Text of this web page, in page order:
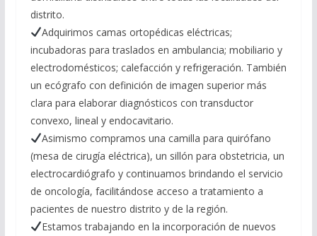
distrito.
Adquirimos camas ortopédicas eléctricas;
incubadoras para traslados en ambulancia; mobiliario y
electrodomésticos; calefacción y refrigeración. También
un ecógrafo con definición de imagen superior más
clara para elaborar diagnósticos con transductor
convexo, lineal y endocavitario.
Asimismo compramos una camilla para quirófano
(mesa de cirugía eléctrica), un sillón para obstetricia, un
electrocardiógrafo y continuamos brindando el servicio
de oncología, facilitándose acceso a tratamiento a
pacientes de nuestro distrito y de la región.
Estamos trabajando en la incorporación de nuevos